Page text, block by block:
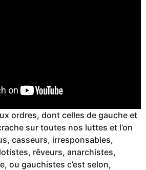
ordres, dont celles de gauche et
sur toutes nos luttes et l’on
casseurs, irresponsables,
rêveurs, anarchistes,
ou gauchistes c’est selon,